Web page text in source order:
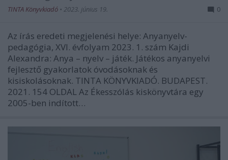
TINTA Könyvkiadó • 2023. június 19. 0
Az írás eredeti megjelenési helye: Anyanyelv-
pedagógia, XVI. évfolyam 2023. 1. szám Kajdi
Alexandra: Anya – nyelv – játék. Játékos anyanyelvi
fejlesztő gyakorlatok óvodásoknak és
kisiskolásoknak. TINTA KÖNYVKIADÓ. BUDAPEST.
2021. 154 OLDAL Az Ékesszólás kiskönyvtára egy
2005-ben indított…